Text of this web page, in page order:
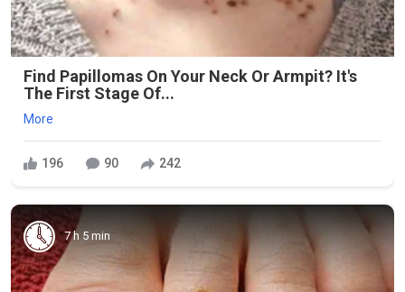
Find Papillomas On Your Neck Or Armpit? It's
The First Stage Of...
More
196 90 242
7 h 5 min